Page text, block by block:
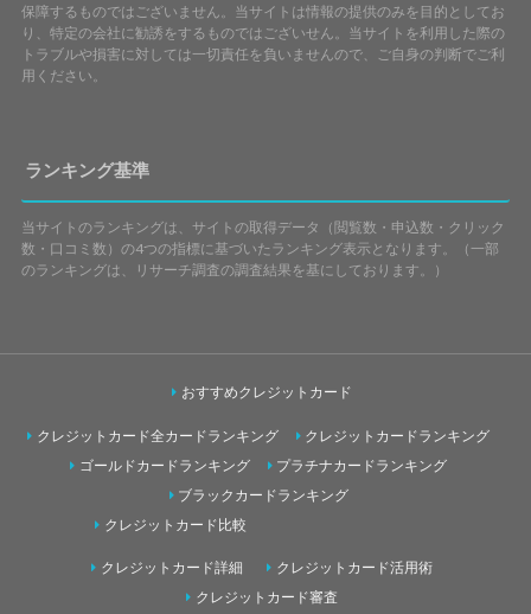
保障するものではございません。当サイトは情報の提供のみを目的としてお
り、特定の会社に勧誘をするものではございせん。当サイトを利用した際の
トラブルや損害に対しては一切責任を負いませんので、ご自身の判断でご利
用ください。
ランキング基準
当サイトのランキングは、サイトの取得データ（閲覧数・申込数・クリック
数・口コミ数）の4つの指標に基づいたランキング表示となります。（一部
のランキングは、リサーチ調査の調査結果を基にしております。）
おすすめクレジットカード
クレジットカード全カードランキング
クレジットカードランキング
ゴールドカードランキング
プラチナカードランキング
ブラックカードランキング
クレジットカード比較
クレジットカード詳細
クレジットカード活用術
クレジットカード審査